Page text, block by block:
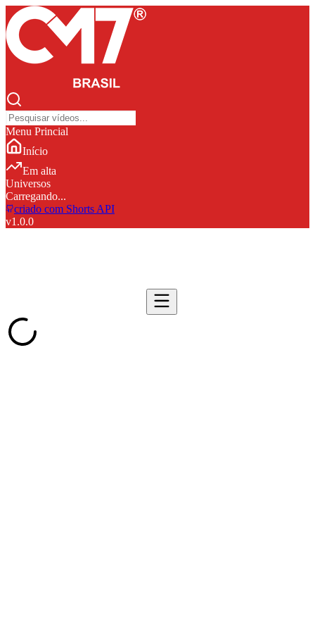
Menu Princial
Início
Em alta
Universos
Carregando...
criado com Shorts API
v1.0.0